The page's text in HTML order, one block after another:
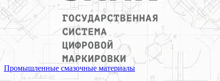
Промышленные смазочные материалы